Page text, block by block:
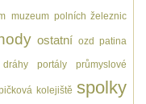
muzeum polních železnic
ostatní ozd patina
portály průmyslové
kolejiště spolky